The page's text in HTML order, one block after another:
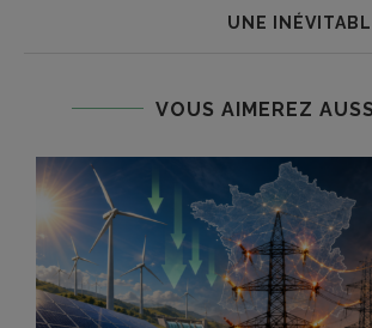
UNE
VOUS AIMEREZ